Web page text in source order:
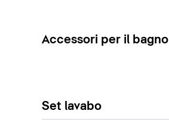
Accessori per il bagno
Set lavabo